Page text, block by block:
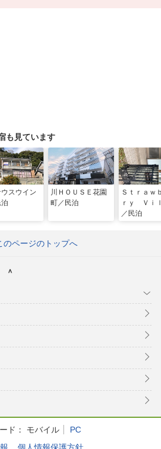
も見ています
ウスウイン
川ＨＯＵＳＥ花園
町／民泊
Ｓｔｒａｗ
ｒｙ Ｖｉ
／民泊
のページのトップへ
＾
ド： モバイル
PC